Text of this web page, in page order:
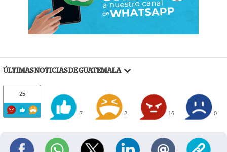
ÚLTIMAS NOTICIAS DE GUATEMALA
25
7 2 16 0